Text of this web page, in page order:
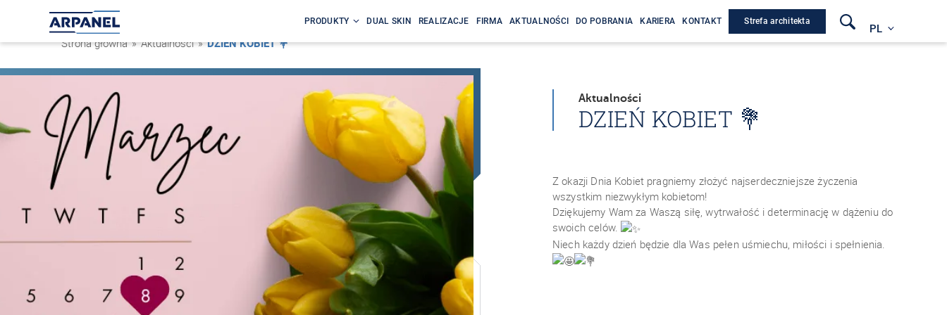
PRODUKTY DUAL SKIN REALIZACJE FIRMA AKTUALNOŚCI DO POBRANIA KARIERA KONTAKT Strefa architekta
PL
Strona główna » Aktualności »DZIEŃ KOBIET 💐
Aktualności
DZIEŃ KOBIET 💐
Z okazji Dnia Kobiet pragniemy złożyć najserdeczniejsze życzenia
wszystkim niezwykłym kobietom!
Dziękujemy Wam za Waszą siłę, wytrwałość i determinację w dążeniu do
swoich celów.
Niech każdy dzień będzie dla Was pełen uśmiechu, miłości i spełnienia.